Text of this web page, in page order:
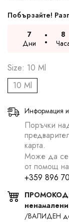
Побързайте!
7
Дни
8
Size: 10 Ml
10 Ml
Информация
Поръчки
карта.
Може да се
от помощ
+359 896
ПРОМОКОД
ненамалени
/ВАЛИДЕН